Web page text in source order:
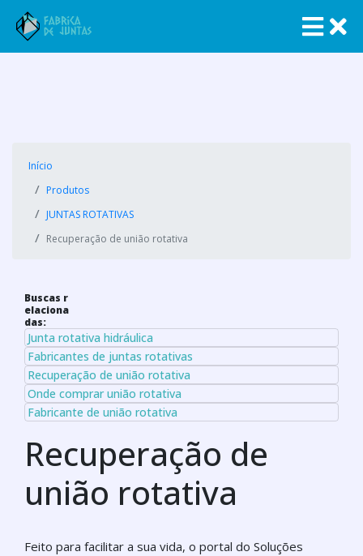
Início
Produtos
JUNTAS ROTATIVAS
Recuperação de união rotativa
Buscas r
elaciona
das:
Junta rotativa hidráulica
Fabricantes de juntas rotativas
Recuperação de união rotativa
Onde comprar união rotativa
Fabricante de união rotativa
Recuperação de
união rotativa
Feito para facilitar a sua vida, o portal do Soluções